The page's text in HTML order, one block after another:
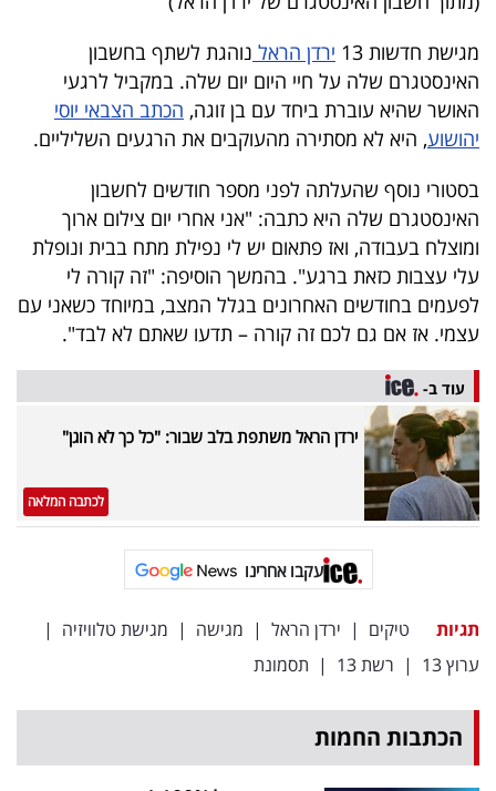
מגישת חדשות 13
ירדן הראל נוהגת לשתף בחשבון
האינסטגרם שלה על חיי היום יום שלה. במקביל לרגעי
האושר שהיא עוברת ביחד עם בן זוגה, הכתב הצבאי יוסי
יהושוע, היא לא מסתירה מהעוקבים את הרגעים השליליים.
בסטורי נוסף שהעלתה לפני מספר חודשים לחשבון
האינסטגרם שלה היא כתבה: "אני אחרי יום צילום ארוך
ומוצלח בעבודה, ואז פתאום יש לי נפילת מתח בבית ונופלת
עלי עצבות כזאת ברגע". בהמשך הוסיפה: "זה קורה לי
לפעמים בחודשים האחרונים בגלל המצב, במיוחד כשאני עם
עצמי. אז אם גם לכם זה קורה – תדעו שאתם לא לבד".
עוד ב-
ירדן הראל משתפת בלב שבור: "כל כך לא הוגן"
לכתבה המלאה
עקבו אחרינו
תגיות טיקים | ירדן הראל | מגישה | מגישת טלוויזיה |
ערוץ 13
| רשת 13 | תסמונת
הכתבות החמות